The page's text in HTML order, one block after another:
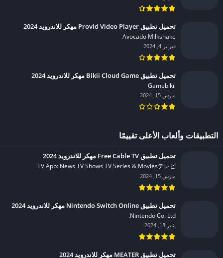
تحميل تطبيق Provid Video Player مهكر للاندرويد 2024
Avocado Milkshake‏
فبراير 4, 2024
تحميل تطبيق Bikii Cloud Game مهكر للاندرويد 2024
Gamebikii‏
مارس 15, 2024
التطبيقات وألعاب الأعلى تقييمًا
تحميل تطبيق Free Cable TV مهكر للاندرويد 2024
TV App: News TV Shows TV Series & Moviesテレビ‏
مارس 15, 2024
تحميل تطبيق Nintendo Switch Online مهكر للاندرويد 2024
Nintendo Co. Ltd.‏
يناير 18, 2024
تحميل تطبيق MEATER مهكر للاندرويد 2024